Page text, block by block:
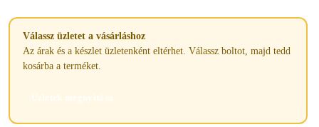
Válassz üzletet a vásárláshoz
Az árak és a készlet üzletenként eltérhet. Válassz boltot, majd tedd
kosárba a terméket.
Üzletek megnyitása